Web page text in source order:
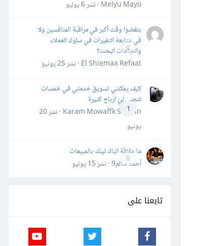
Melyu Mayo · نشر
6 يوليو
0
بتقضوا وقت أكبر في مراقبة المنافسين ولا
في متابعة التغيرات في سلوك العملاء
واتجاهات البحث؟
El Shiemaa Refaat · نشر
25 يونيو
1
كيف يمكنني تسويق خدمتي في خمسات
لتجني لي ارباح كثيرة
Karam Mowaffk Sarhan · نشر
20
يونيو
0
ما علاقة الباك لينك بالمبيعات
أحمد سالم9 · نشر
15 يونيو
تابعنا على